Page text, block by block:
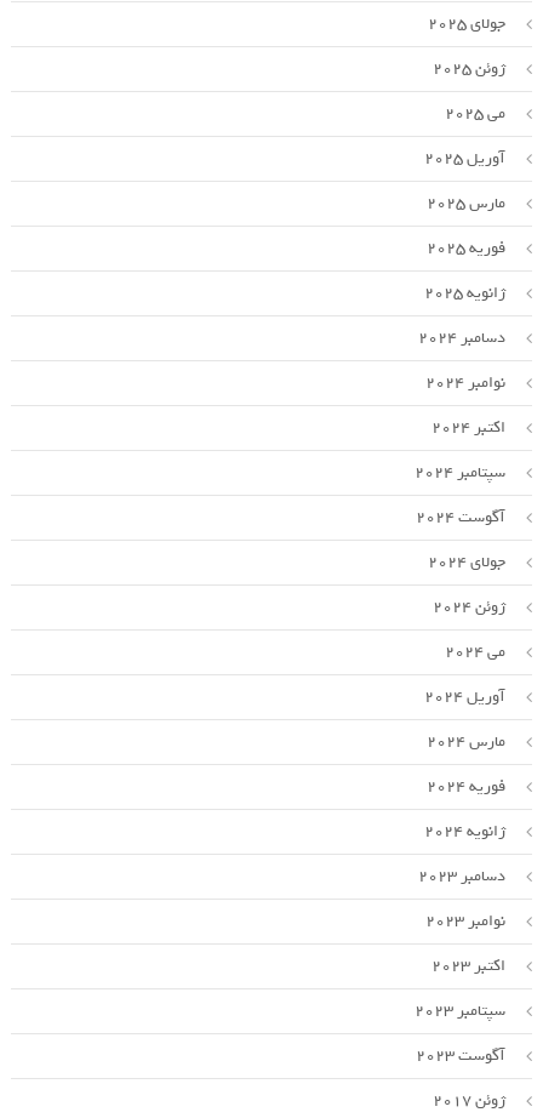
جولای 2025
ژوئن 2025
می 2025
آوریل 2025
مارس 2025
فوریه 2025
ژانویه 2025
دسامبر 2024
نوامبر 2024
اکتبر 2024
سپتامبر 2024
آگوست 2024
جولای 2024
ژوئن 2024
می 2024
آوریل 2024
مارس 2024
فوریه 2024
ژانویه 2024
دسامبر 2023
نوامبر 2023
اکتبر 2023
سپتامبر 2023
آگوست 2023
ژوئن 2017